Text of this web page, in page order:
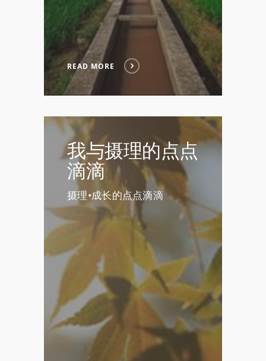
READ MORE
我与摄理的点点
滴滴
摄理•成长的点点滴滴